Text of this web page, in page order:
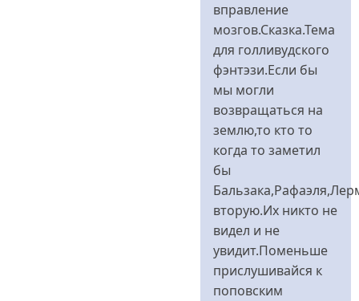
вправление
мозгов.Сказка.Тема
для голливудского
фэнтэзи.Если бы
мы могли
возвращаться на
землю,то кто то
когда то заметил
бы
вторую.Их никто не
видел и не
увидит.Поменьше
прислушивайся к
поповским